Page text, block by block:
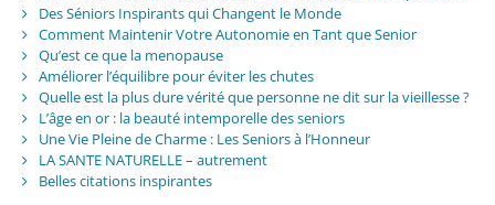
Des Séniors Inspirants qui Changent le Monde
Comment Maintenir Votre Autonomie en Tant que Senior
Qu’est ce que la menopause
Améliorer l’équilibre pour éviter les chutes
Quelle est la plus dure vérité que personne ne dit sur la vieillesse ?
L’âge en or : la beauté intemporelle des seniors
Une Vie Pleine de Charme : Les Seniors à l’Honneur
LA SANTE NATURELLE – autrement
Belles citations inspirantes